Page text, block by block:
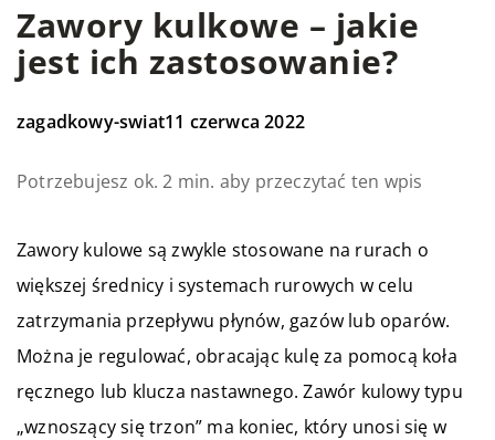
Zawory kulkowe – jakie
jest ich zastosowanie?
zagadkowy-swiat11 czerwca 2022
Potrzebujesz ok. 2 min. aby przeczytać ten wpis
Zawory kulowe są zwykle stosowane na rurach o
większej średnicy i systemach rurowych w celu
zatrzymania przepływu płynów, gazów lub oparów.
Można je regulować, obracając kulę za pomocą koła
ręcznego lub klucza nastawnego. Zawór kulowy typu
„wznoszący się trzon” ma koniec, który unosi się w